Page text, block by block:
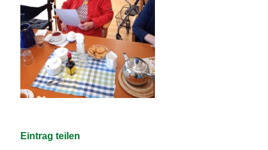
Eintrag teilen